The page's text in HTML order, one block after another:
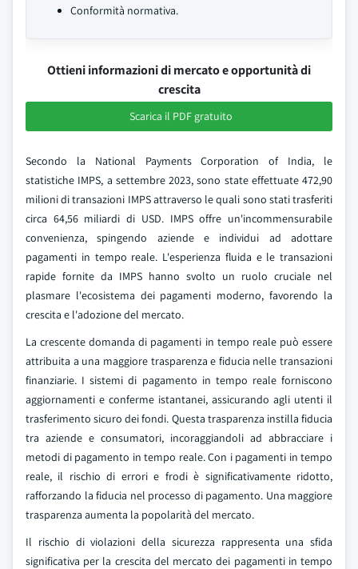
Conformità normativa.
Ottieni informazioni di mercato e opportunità di
crescita
Scarica il PDF gratuito
Secondo la National Payments Corporation of India, le
statistiche IMPS, a settembre 2023, sono state effettuate 472,90
milioni di transazioni IMPS attraverso le quali sono stati trasferiti
circa 64,56 miliardi di USD. IMPS offre un'incommensurabile
convenienza, spingendo aziende e individui ad adottare
pagamenti in tempo reale. L'esperienza fluida e le transazioni
rapide fornite da IMPS hanno svolto un ruolo cruciale nel
plasmare l'ecosistema dei pagamenti moderno, favorendo la
crescita e l'adozione del mercato.
La crescente domanda di pagamenti in tempo reale può essere
attribuita a una maggiore trasparenza e fiducia nelle transazioni
finanziarie. I sistemi di pagamento in tempo reale forniscono
aggiornamenti e conferme istantanei, assicurando agli utenti il
trasferimento sicuro dei fondi. Questa trasparenza instilla fiducia
tra aziende e consumatori, incoraggiandoli ad abbracciare i
metodi di pagamento in tempo reale. Con i pagamenti in tempo
reale, il rischio di errori e frodi è significativamente ridotto,
rafforzando la fiducia nel processo di pagamento. Una maggiore
trasparenza aumenta la popolarità del mercato.
Il rischio di violazioni della sicurezza rappresenta una sfida
significativa per la crescita del mercato dei pagamenti in tempo